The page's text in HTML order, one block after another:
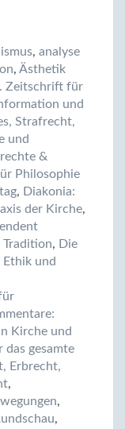
, analyse
, Ästhetik
Zeitschrift für
und
Strafrecht,
und
&
Philosophie
, Diakonia:
der Kirche,
, Die
Ethik und
Kirche und
das gesamte
Erbrecht,
,
,
,